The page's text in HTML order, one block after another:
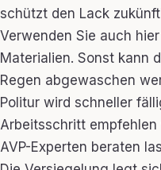
schützt den Lack
Verwenden Sie auch
Materialien. Sonst kann
Regen abgewaschen
Politur wird schneller
Arbeitsschritt
AVP-Experten beraten